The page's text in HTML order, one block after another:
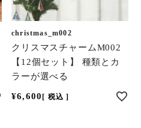
christmas_m002
クリスマスチャームM002
【12個セット】 種類とカ
ラーが選べる
¥6,600 税込